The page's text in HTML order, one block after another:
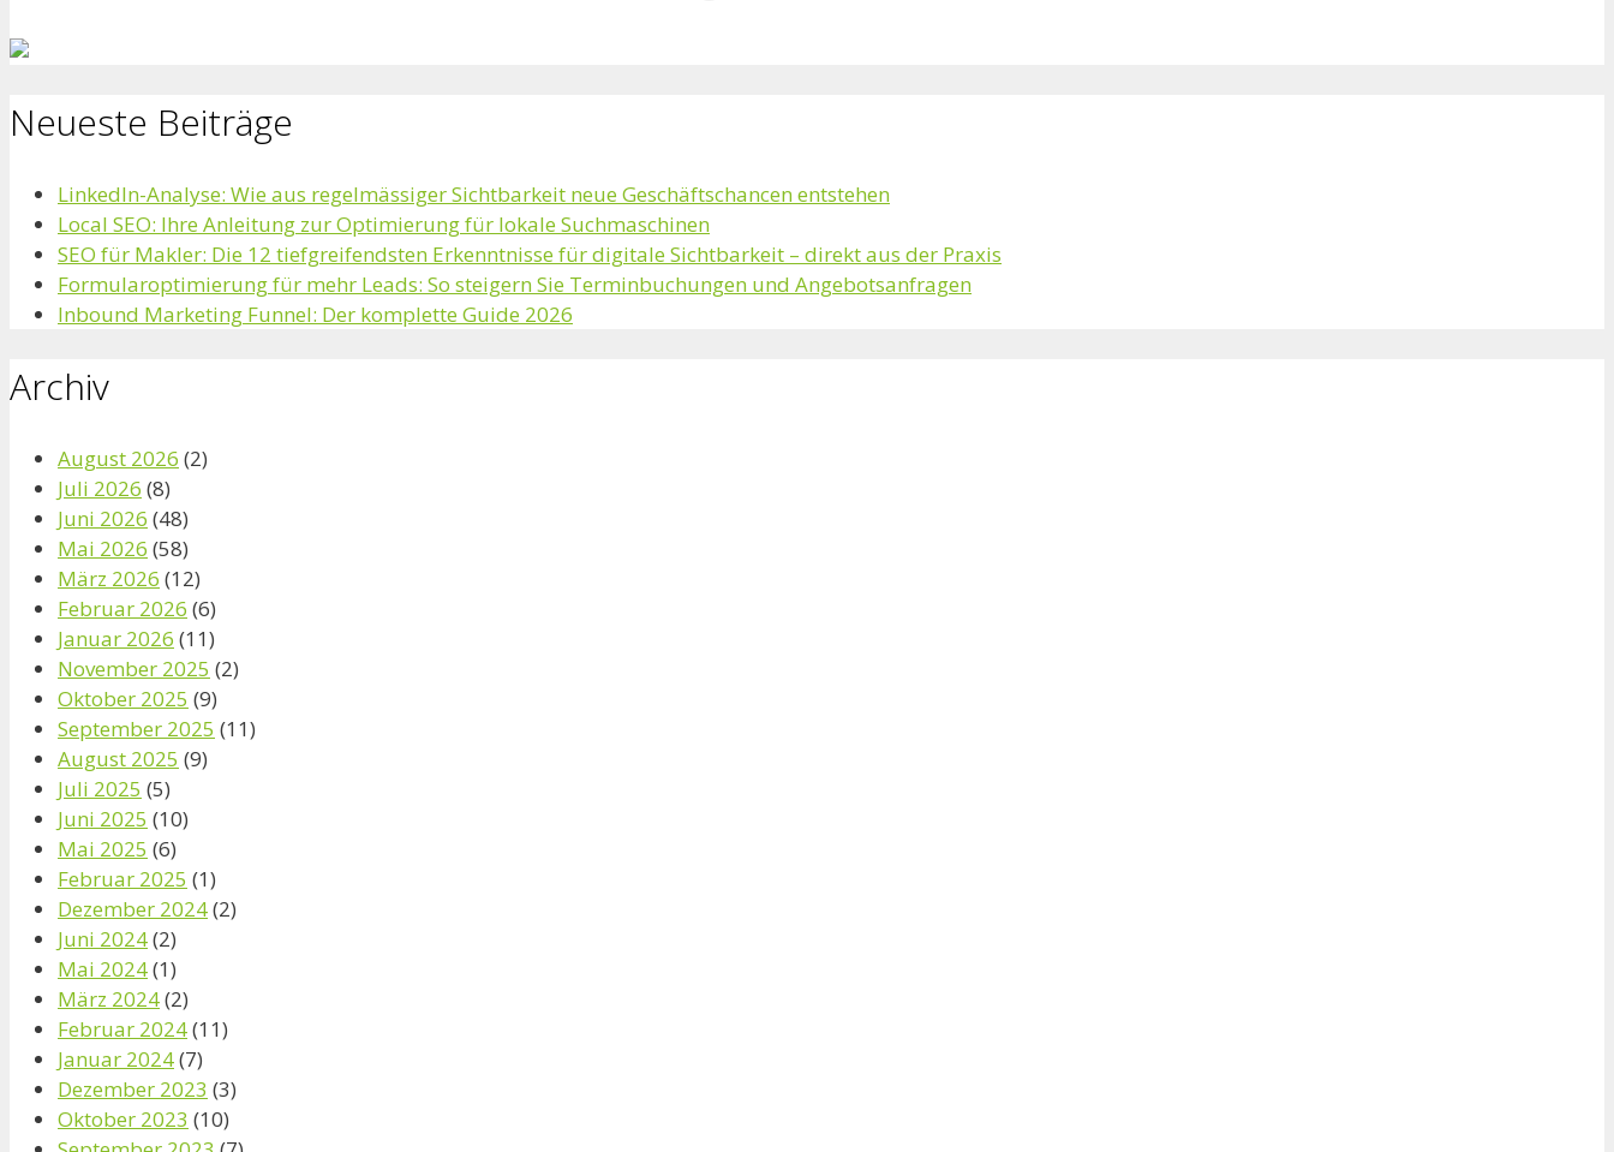
Neueste Beiträge
LinkedIn-Analyse: Wie aus regelmässiger Sichtbarkeit neue Geschäftschancen entstehen
Local SEO: Ihre Anleitung zur Optimierung für lokale Suchmaschinen
SEO für Makler: Die 12 tiefgreifendsten Erkenntnisse für digitale Sichtbarkeit – direkt aus der Praxis
Formularoptimierung für mehr Leads: So steigern Sie Terminbuchungen und Angebotsanfragen
Inbound Marketing Funnel: Der komplette Guide 2026
Archiv
August 2026 (2)
Juli 2026 (8)
Juni 2026 (48)
Mai 2026 (58)
März 2026 (12)
Februar 2026 (6)
Januar 2026 (11)
November 2025 (2)
Oktober 2025 (9)
September 2025 (11)
August 2025 (9)
Juli 2025 (5)
Juni 2025 (10)
Mai 2025 (6)
Februar 2025 (1)
Dezember 2024(2)
Juni 2024(2)
Mai 2024(1)
März 2024(2)
Februar 2024(11)
Januar 2024(7)
Dezember 2023 (3)
Oktober 2023 (10)